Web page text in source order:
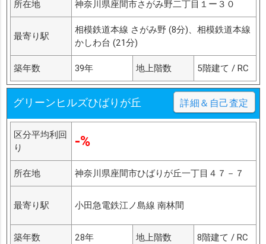
所在地 神奈川県座間市さがみ野二丁目１ー３０
最寄り駅
相模鉄道本線 さがみ野 (8分)、相模鉄道本線
かしわ台 (21分)
築年数 39年 地上階数 5階建て / RC
グリーンヒルズひばりが丘 詳細＆自己査定
区分平均利回
り
-%
所在地 神奈川県座間市ひばりが丘一丁目４７－７
最寄り駅 小田急電鉄江ノ島線 南林間
築年数 28年 地上階数 8階建て / RC